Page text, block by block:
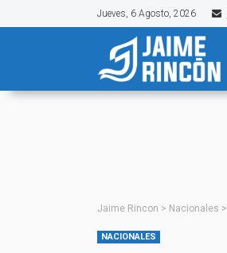
Jueves, 6 Agosto, 2026
Jaime Rincon > Nacionales >
NACIONALES